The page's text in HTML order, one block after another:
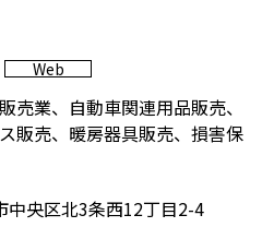
Web
売業、自動車関連用品販売、
販売、暖房器具販売、損害保
中央区北3条西12丁目2-4